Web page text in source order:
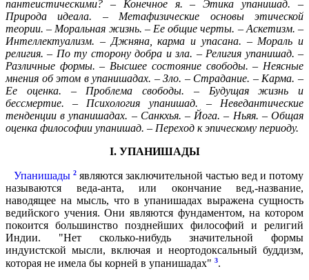
пантеистическими? – Конечное я. – Этика упанишад. –
Природа идеала. – Метафизические основы этической
теории. – Моральная жизнь. – Ее общие черты. – Аскетизм. –
Интеллектуализм. – Джняна, карма и упасана. – Мораль и
религия. – По ту сторону добра и зла. – Религия упанишад. –
Различные формы. – Высшее состояние свободы. – Неясные
мнения об этом в упанишадах. – Зло. – Страдание. – Карма. –
Ее оценка. – Проблема свободы. – Будущая жизнь и
бессмертие. – Психология упанишад. – Неведантические
тенденции в упанишадах. – Санкхья. – Йога. – Ньяя. – Общая
оценка философии упанишад. – Переход к эпическому периоду.
I. УПАНИШАДЫ
Упанишады 2 являются заключительной частью вед и потому
называются веда-анта, или окончание вед,-название,
наводящее на мысль, что в упанишадах выражена сущность
ведийского учения. Они являются фундаментом, на котором
покоится большинство позднейших философий и религий
Индии. "Нет сколько-нибудь значительной формы
индуистской мысли, включая и неортодоксальный буддизм,
которая не имела бы корней в упанишадах" 3.